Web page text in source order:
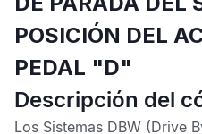
POSICIÓN DEL
PEDAL "D"
Descripción del
Los Sistemas DBW (Drive